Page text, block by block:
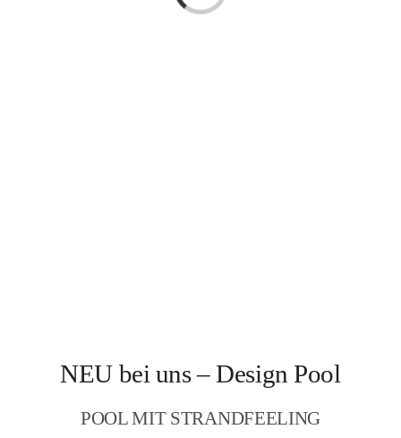
NEU bei uns – Design Pool
POOL MIT STRANDFEELING